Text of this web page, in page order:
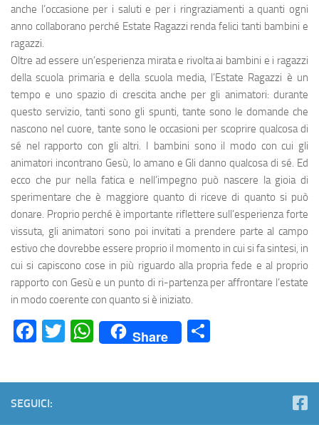
anche l’occasione per i saluti e per i ringraziamenti a quanti ogni
anno collaborano perché Estate Ragazzi renda felici tanti bambini e
ragazzi.
Oltre ad essere un’esperienza mirata e rivolta ai bambini e i ragazzi
della scuola primaria e della scuola media, l’Estate Ragazzi è un
tempo e uno spazio di crescita anche per gli animatori: durante
questo servizio, tanti sono gli spunti, tante sono le domande che
nascono nel cuore, tante sono le occasioni per scoprire qualcosa di
sé nel rapporto con gli altri. I bambini sono il modo con cui gli
animatori incontrano Gesù, lo amano e Gli danno qualcosa di sé. Ed
ecco che pur nella fatica e nell’impegno può nascere la gioia di
sperimentare che è maggiore quanto di riceve di quanto si può
donare. Proprio perché è importante riflettere sull’esperienza forte
vissuta, gli animatori sono poi invitati a prendere parte al campo
estivo che dovrebbe essere proprio il momento in cui si fa sintesi, in
cui si capiscono cose in più riguardo alla propria fede e al proprio
rapporto con Gesù e un punto di ri-partenza per affrontare l’estate
in modo coerente con quanto si è iniziato.
Facebook
Twitter
WhatsApp
Share
SEGUICI: